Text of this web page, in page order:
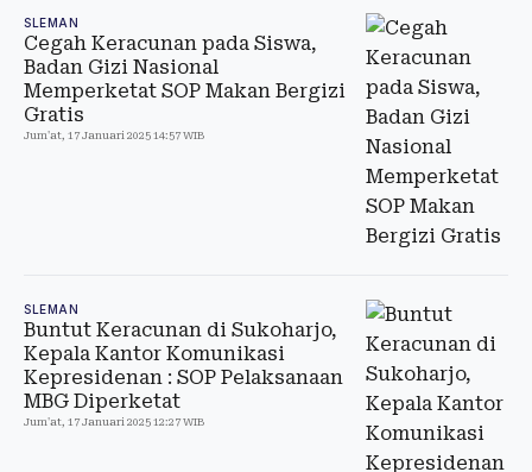
SLEMAN
Cegah Keracunan pada Siswa,
Badan Gizi Nasional
Memperketat SOP Makan Bergizi
Gratis
Jum'at, 17 Januari 2025 14:57 WIB
SLEMAN
Buntut Keracunan di Sukoharjo,
Kepala Kantor Komunikasi
Kepresidenan : SOP Pelaksanaan
MBG Diperketat
Jum'at, 17 Januari 2025 12:27 WIB